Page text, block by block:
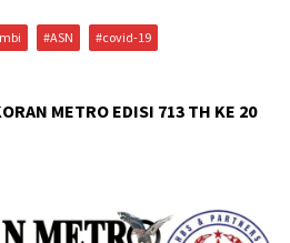
#ASN #covid-19
METRO EDISI 713 TH KE 20